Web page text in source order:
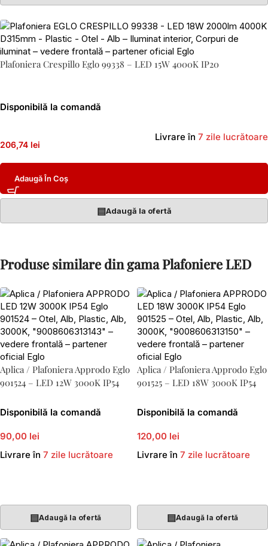
Plafoniera Crespillo Eglo 99338 – LED 15W 4000K IP20
Disponibilă la comandă
206,74 lei
Livrare în 7 zile lucrătoare
Adaugă În Coș
▤Adaugă la ofertă
Produse similare din gama Plafoniere LED
Aplica / Plafoniera Approdo Eglo
901524 – LED 12W 3000K IP54
Disponibilă la comandă
90,00 lei
Livrare în 7 zile lucrătoare
▤Adaugă la ofertă
Aplica / Plafoniera Approdo Eglo
901525 – LED 18W 3000K IP54
Disponibilă la comandă
120,00 lei
Livrare în 7 zile lucrătoare
▤Adaugă la ofertă